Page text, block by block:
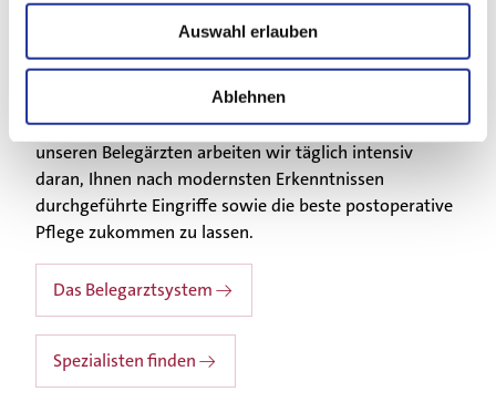
Auswahl erlauben
Ablehnen
Betreuung arbeiten wir ausschliesslich mit erfahrenen
überdurchschnittliche Qualifikation, lange Praxis und
Spitalerfahrung sowie interdisziplinäre Vernetzung
innerhalb und ausserhalb der Klinik. Zusammen mit
unseren Belegärzten arbeiten wir täglich intensiv
daran, Ihnen nach modernsten Erkenntnissen
durchgeführte Eingriffe sowie die beste postoperative
Pflege zukommen zu lassen.
Das Belegarztsystem
Spezialisten finden